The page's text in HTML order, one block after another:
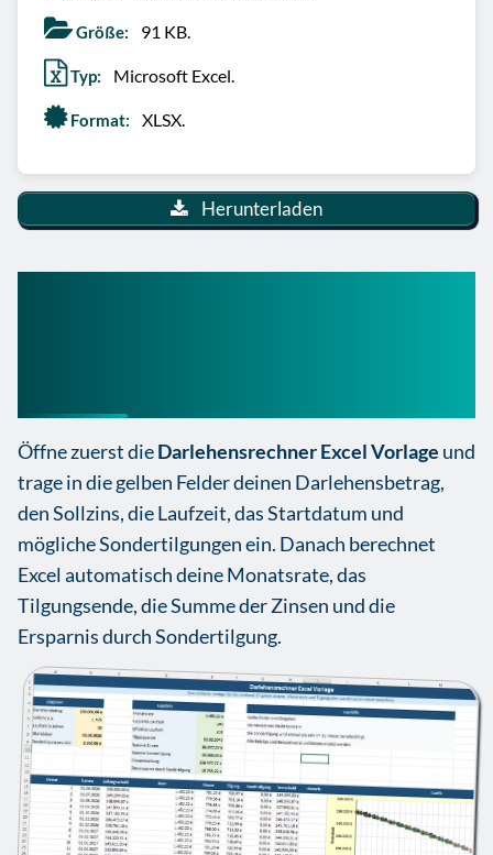
Größe: 91 KB.
Typ: Microsoft Excel.
Format: XLSX.
Herunterladen
Öffne zuerst dieDarlehensrechner Excel Vorlage und
trage in die gelben Felder deinen Darlehensbetrag,
den Sollzins, die Laufzeit, das Startdatum und
mögliche Sondertilgungen ein. Danach berechnet
Excel automatisch deine Monatsrate, das
Tilgungsende, die Summe der Zinsen und die
Ersparnis durch Sondertilgung.